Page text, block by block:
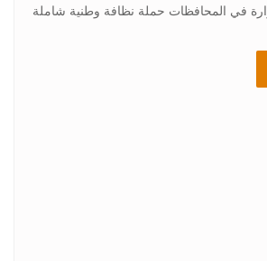
في المحافظات حملة نظافة وطنية شاملة